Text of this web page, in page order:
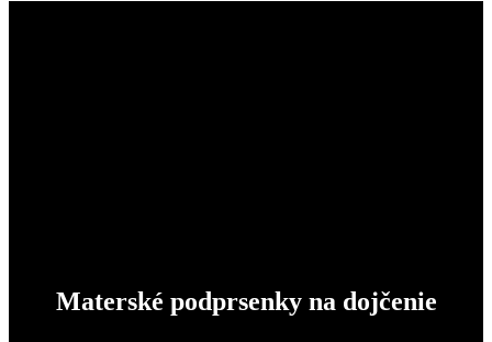
Materské podprsenky na dojčenie